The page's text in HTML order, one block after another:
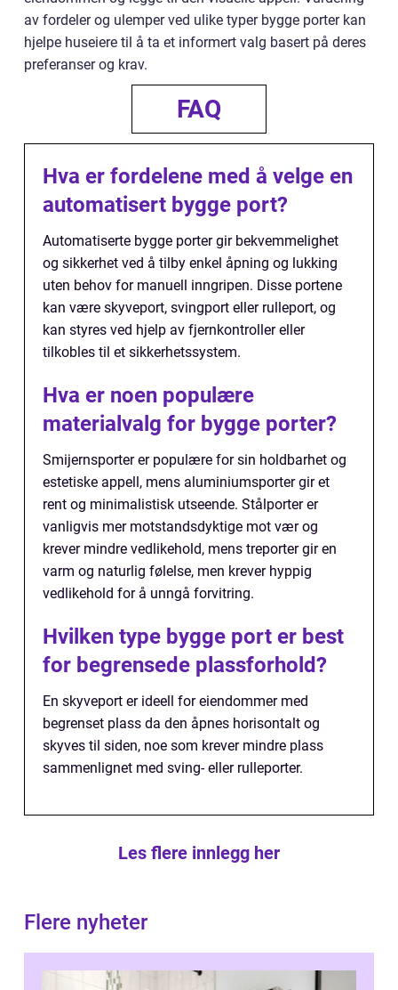
av fordeler og ulemper ved ulike typer bygge porter kan
hjelpe huseiere til å ta et informert valg basert på deres
preferanser og krav.
FAQ
Hva er fordelene med å velge en
automatisert bygge port?
Automatiserte bygge porter gir bekvemmelighet
og sikkerhet ved å tilby enkel åpning og lukking
uten behov for manuell inngripen. Disse portene
kan være skyveport, svingport eller rulleport, og
kan styres ved hjelp av fjernkontroller eller
tilkobles til et sikkerhetssystem.
Hva er noen populære
materialvalg for bygge porter?
Smijernsporter er populære for sin holdbarhet og
estetiske appell, mens aluminiumsporter gir et
rent og minimalistisk utseende. Stålporter er
vanligvis mer motstandsdyktige mot vær og
krever mindre vedlikehold, mens treporter gir en
varm og naturlig følelse, men krever hyppig
vedlikehold for å unngå forvitring.
Hvilken type bygge port er best
for begrensede plassforhold?
En skyveport er ideell for eiendommer med
begrenset plass da den åpnes horisontalt og
skyves til siden, noe som krever mindre plass
sammenlignet med sving- eller rulleporter.
Les flere innlegg her
Flere nyheter